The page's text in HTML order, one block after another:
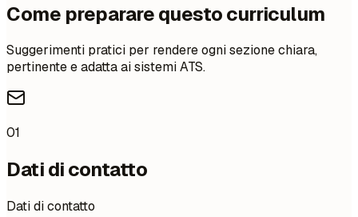
Come preparare questo curriculum
Suggerimenti pratici per rendere ogni sezione chiara,
pertinente e adatta ai sistemi ATS.
01
Dati di contatto
Dati di contatto